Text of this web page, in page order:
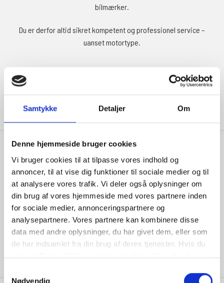
Samtykke Detaljer Om
Denne hjemmeside bruger cookies
Vi bruger cookies til at tilpasse vores indhold og
annoncer, til at vise dig funktioner til sociale medier og til
at analysere vores trafik. Vi deler også oplysninger om
din brug af vores hjemmeside med vores partnere inden
for sociale medier, annonceringspartnere og
analysepartnere. Vores partnere kan kombinere disse
data med andre oplysninger, du har givet dem, eller som
de har indsamlet fra din brug af deres tjenester. Hvis du
vælger "Det er OK", acceptere du dette. Hvis du afviser
"indstil præferencer" for at administrere dine
Nødvendig
bilmærker.
Du er derfor altid sikret kompetent og professionel service –
uanset motortype.
Kontakt
Kastanievej 1a
4060 Kirke Såby
Tlf:
46499989
V.Sander@live.dk